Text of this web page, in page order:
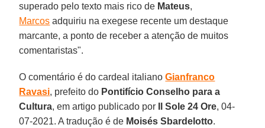
superado pelo texto mais rico de Mateus,
Marcos adquiriu na exegese recente um destaque
marcante, a ponto de receber a atenção de muitos
comentaristas".
O comentário é do cardeal italianoGianfranco
Ravasi, prefeito do Pontifício Conselho para a
Cultura, em artigo publicado por Il Sole 24 Ore, 04-
07-2021. A tradução é de Moisés Sbardelotto.